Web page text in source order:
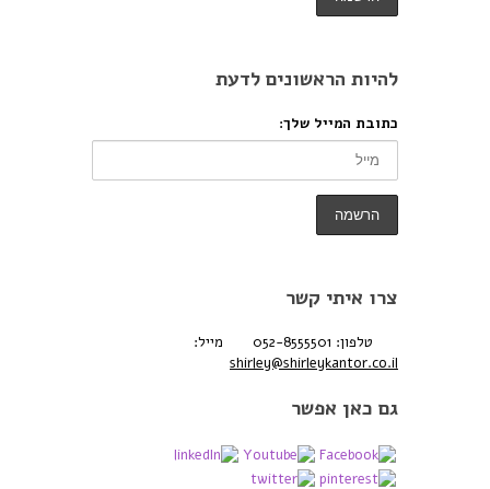
להיות הראשונים לדעת
כתובת המייל שלך:
צרו איתי קשר
טלפון: 052-8555501
מייל:
shirley@shirleykantor.co.il
גם כאן אפשר